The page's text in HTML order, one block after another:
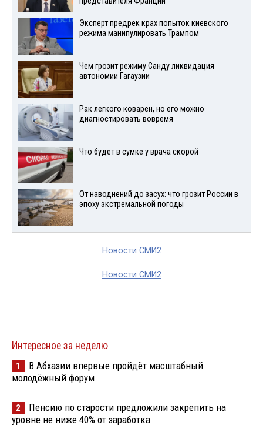
Эксперт предрек крах попыток киевского
режима манипулировать Трампом
Чем грозит режиму Санду ликвидация
автономии Гагаузии
Рак легкого коварен, но его можно
диагностировать вовремя
Что будет в сумке у врача скорой
От наводнений до засух: что грозит России в
эпоху экстремальной погоды
Новости СМИ2
Новости СМИ2
Интересное за неделю
1
В Абхазии впервые пройдёт масштабный
молодёжный форум
2
Пенсию по старости предложили закрепить на
уровне не ниже 40% от заработка